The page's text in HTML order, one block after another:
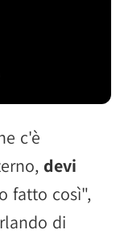
c'è
devi
fatto così",
di